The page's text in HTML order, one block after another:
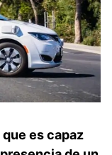
es capaz